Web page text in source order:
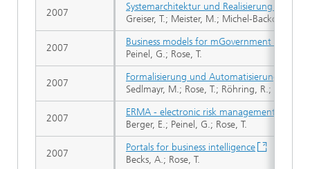
Systemarchitektur und Realisierung einer
Greiser, T.; Meister, M.; Michel-Backofen,
Business models for mGovernment services
Peinel, G.; Rose, T.
Formalisierung und Automatisierung von
Sedlmayr, M.; Rose, T.; Röhring, R.;
ERMA - electronic risk management
Berger, E.; Peinel, G.; Rose, T.
Portals for business intelligence
Becks, A.; Rose, T.
2007
2007
2007
2007
2007